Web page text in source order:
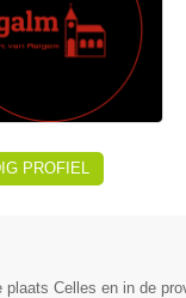
PROFIEL
plaats Celles en in de